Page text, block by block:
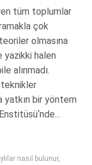
tüm toplumlar
çok
olmasına
yazikki halen
alınmadı.
teknikler
yatkın bir yöntem
nasıl bulunur,